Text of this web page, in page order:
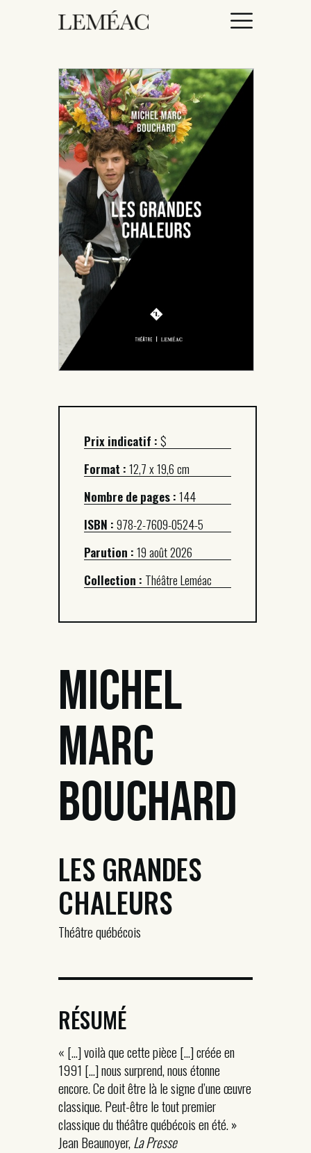
ACCUEIL
CATALOGUE
AUTEURICES
DROITS / RIGHTS
À PROPOS
Prix indicatif :$
Format :12,7 x 19,6 cm
Nombre de pages :144
ISBN :978-2-7609-0524-5
Parution :19 août 2026
Collection : Théâtre Leméac
Michel
Marc
Bouchard
LES GRANDES
CHALEURS
Théâtre québécois
RÉSUMÉ
« […] voilà que cette pièce […] créée en
1991 […] nous surprend, nous étonne
encore. Ce doit être là le signe d’une œuvre
classique. Peut-être le tout premier
classique du théâtre québécois en été. »
Jean Beaunoyer,La Presse